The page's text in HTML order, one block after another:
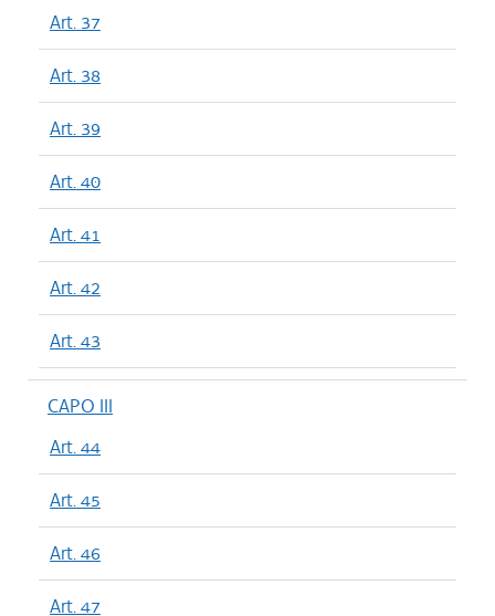
Art. 37
Art. 38
Art. 39
Art. 40
Art. 41
Art. 42
Art. 43
CAPO III
Art. 44
Art. 45
Art. 46
Art. 47